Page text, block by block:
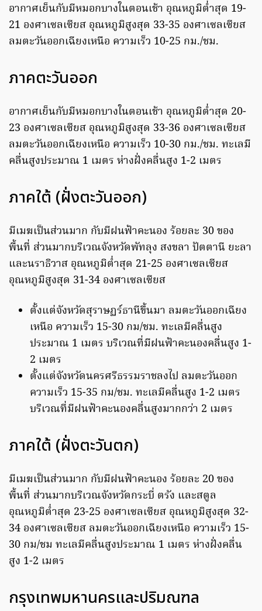
อากาศเย็นกับมีหมอกบางในตอนเช้า อุณหภูมิต่ำสุด 19-
21 องศาเซลเซียส อุณหภูมิสูงสุด 33-35 องศาเซลเซียส
ลมตะวันออกเฉียงเหนือ ความเร็ว 10-25 กม./ชม.
ภาคตะวันออก
อากาศเย็นกับมีหมอกบางในตอนเช้า อุณหภูมิต่ำสุด 20-
23 องศาเซลเซียส อุณหภูมิสูงสุด 33-36 องศาเซลเซียส
ลมตะวันออกเฉียงเหนือ ความเร็ว 10-30 กม./ชม. ทะเลมี
คลื่นสูงประมาณ 1 เมตร ห่างฝั่งคลื่นสูง 1-2 เมตร
ภาคใต้ (ฝั่งตะวันออก)
มีเมฆเป็นส่วนมาก กับมีฝนฟ้าคะนอง ร้อยละ 30 ของ
พื้นที่ ส่วนมากบริเวณจังหวัดพัทลุง สงขลา ปัตตานี ยะลา
และนราธิวาส อุณหภูมิต่ำสุด 21-25 องศาเซลเซียส
อุณหภูมิสูงสุด 31-34 องศาเซลเซียส
ตั้งแต่จังหวัดสุราษฏร์ธานีขึ้นมา ลมตะวันออกเฉียง
เหนือ ความเร็ว 15-30 กม/ชม. ทะเลมีคลื่นสูง
ประมาณ 1 เมตร บริเวณที่มีฝนฟ้าคะนองคลื่นสูง 1-
2 เมตร
ตั้งแต่จังหวัดนครศรีธรรมราชลงไป ลมตะวันออก
ความเร็ว 15-35 กม/ชม. ทะเลมีคลื่นสูง 1-2 เมตร
บริเวณที่มีฝนฟ้าคะนองคลื่นสูงมากกว่า 2 เมตร
ภาคใต้ (ฝั่งตะวันตก)
มีเมฆเป็นส่วนมาก กับมีฝนฟ้าคะนอง ร้อยละ 20 ของ
พื้นที่ ส่วนมากบริเวณจังหวัดกระบี่ ตรัง และสตูล
อุณหภูมิต่ำสุด 23-25 องศาเซลเซียส อุณหภูมิสูงสุด 32-
34 องศาเซลเซียส ลมตะวันออกเฉียงเหนือ ความเร็ว 15-
30 กม/ชม ทะเลมีคลื่นสูงประมาณ 1 เมตร ห่างฝั่งคลื่น
สูง 1-2 เมตร
กรุงเทพมหานครและปริมณฑล